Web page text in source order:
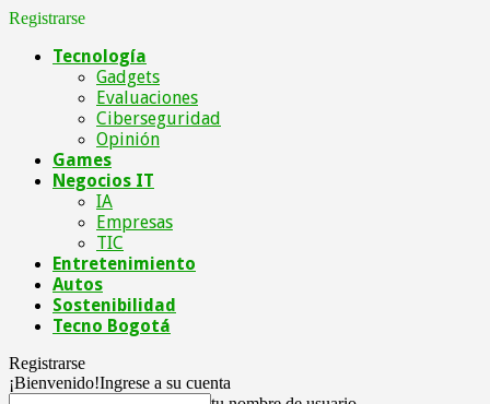
Registrarse
Tecnología
Gadgets
Evaluaciones
Ciberseguridad
Opinión
Games
Negocios IT
IA
Empresas
TIC
Entretenimiento
Autos
Sostenibilidad
Tecno Bogotá
Registrarse
¡Bienvenido!Ingrese a su cuenta